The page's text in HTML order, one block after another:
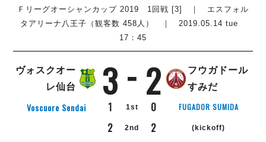
チケット
メディア情報
その他
順位表
戦績表
警告・退場・出場停止選手
個人ランキング｜シュート
個人ランキング｜シュート成功率
個人ランキング｜第2PK
メットライフ生命Ｆ２リーグ
バルドラール浦安
フウガドールすみだ
しながわシティ
立川アスレティックFC
ペスカドーラ町田
チケットを買う TICKET
アリーナ情報
ABOUT US
Ｆリーグオーシャンカップ 2019 1回戦 [3] ｜ エスフォル
タアリーナ八王子（観客数 458人） ｜ 2019.05.14 tue
17：45
ヴォスクオー
レ仙台
3 2
フウガドール
すみだ
Voscuore Sendai 1 1st 0 FUGADOR SUMIDA
2 2nd 2 (kickoff)